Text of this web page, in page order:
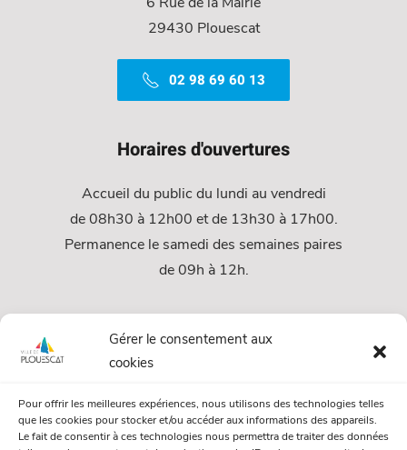
Gérer le consentement aux
cookies
Pour offrir les meilleures expériences, nous utilisons des technologies telles
que les cookies pour stocker et/ou accéder aux informations des appareils.
Le fait de consentir à ces technologies nous permettra de traiter des données
29430 Plouescat
02 98 69 60 13
Horaires d'ouvertures
Accueil du public du lundi au vendredi
de 08h30 à 12h00 et de 13h30 à 17h00.
Permanence le samedi des semaines paires
de 09h à 12h.
Services
Urbanisme
Papiers et citoyenneté